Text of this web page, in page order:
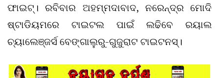
ଫାଇଟ୍। ରବିବାର ଅହମ୍ମଦାବାଦ, ନରେନ୍ଦ୍ର ମୋଦି
ଷ୍ଟାଡିୟମରେ ଟାଇଟଲ ପାଇଁ ଲଢିବେ ରୟାଲ
ଚ୍ୟାଲେଞ୍ଜର୍ସ ବେଙ୍ଗାଲୁରୁ-ଗୁଜୁରାଟ ଟାଇଟନସ୍।